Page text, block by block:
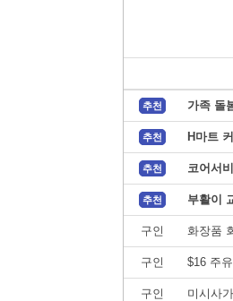
추천 가족 돌
추천 H마트
추천 코어서
추천 부활이
구인 화장품
구인 $16 주
구인 미시사